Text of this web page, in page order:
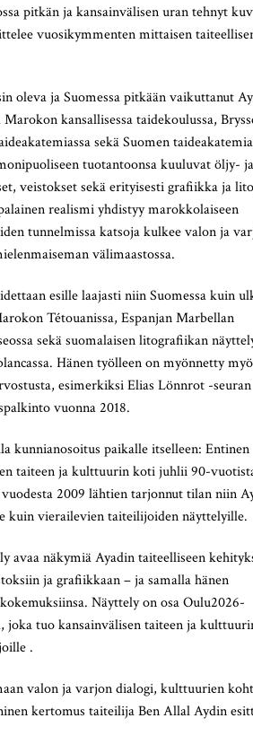
pitkän ja kansainvälisen uran tehnyt
vuosikymmenten mittaisen
oleva ja Suomessa pitkään vaikuttanut
kansallisessa taidekoulussa,
sekä Suomen
tuotantoonsa kuuluvat öljy- ja
veistokset sekä erityisesti grafiikka ja
realismi yhdistyy marokkolaiseen
tunnelmissa katsoja kulkee valon ja
välimaastossa.
esille laajasti niin Suomessa kuin
Tétouanissa, Espanjan Marbellan
sekä suomalaisen litografiikan
Hänen työlleen on myönnetty
esimerkiksi Elias Lönnrot -seuran
vuonna 2018.
kunnianosoitus paikalle itselleen: Entinen
taiteen ja kulttuurin koti juhlii 90-
2009 lähtien tarjonnut tilan niin
kuin vierailevien taiteilijoiden näyttelyille.
avaa näkymiä Ayadin taiteelliseen
ja grafiikkaan – ja samalla hänen
Näyttely on osa Oulu2026-
joka tuo kansainvälisen taiteen ja
.
valon ja varjon dialogi, kulttuurien
kertomus taiteilija Ben Allal Aydin